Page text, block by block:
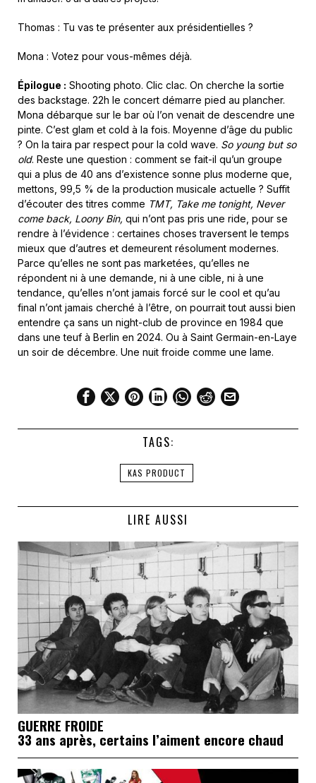
Thomas : Tu vas te présenter aux présidentielles ?
Mona : Votez pour vous-mêmes déjà.
Épilogue : Shooting photo. Clic clac. On cherche la sortie
des backstage. 22h le concert démarre pied au plancher.
Mona débarque sur le bar où l’on venait de descendre une
pinte. C’est glam et cold à la fois. Moyenne d’âge du public
? On la taira par respect pour la cold wave. So young but so
old. Reste une question : comment se fait-il qu’un groupe
qui a plus de 40 ans d’existence sonne plus moderne que,
mettons, 99,5 % de la production musicale actuelle ? Suffit
d’écouter des titres comme TMT, Take me tonight, Never
come back, Loony Bin, qui n’ont pas pris une ride, pour se
rendre à l’évidence : certaines choses traversent le temps
mieux que d’autres et demeurent résolument modernes.
Parce qu’elles ne sont pas marketées, qu’elles ne
répondent ni à une demande, ni à une cible, ni à une
tendance, qu’elles n’ont jamais forcé sur le cool et qu’au
final n’ont jamais cherché à l’être, on pourrait tout aussi bien
entendre ça sans un night-club de province en 1984 que
dans une teuf à Berlin en 2024. Ou à Saint Germain-en-Laye
un soir de décembre. Une nuit froide comme une lame.
TAGS:
KAS PRODUCT
LIRE AUSSI
GUERRE FROIDE
33 ans après, certains l’aiment encore chaud